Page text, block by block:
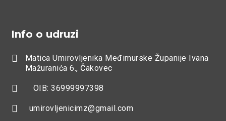
Info o udruzi

Matica Umirovljenika Međimurske Županije Ivana
Mažuranića 6., Čakovec
 OIB: 36999997398
 umirovljenicimz@gmail.com